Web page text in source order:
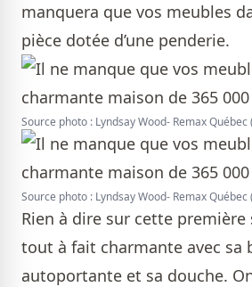
manquera que vos meubles
pièce dotée d’une penderie.
Source photo : Lyndsay Wood- Remax Québec
Source photo : Lyndsay Wood- Remax Québec
Rien à dire sur cette première
tout à fait charmante avec sa
autoportante et sa douche.